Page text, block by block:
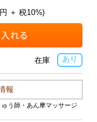
＋ 税10%)
あり
在庫
報
う師・あん摩マッサージ